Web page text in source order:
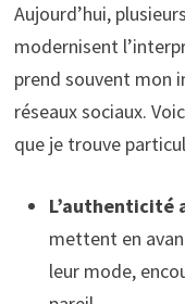
Aujourd’hui, plusieurs
modernisent
prend souvent mon
réseaux sociaux.
que je trouve
L’authenticité
mettent en
leur mode,